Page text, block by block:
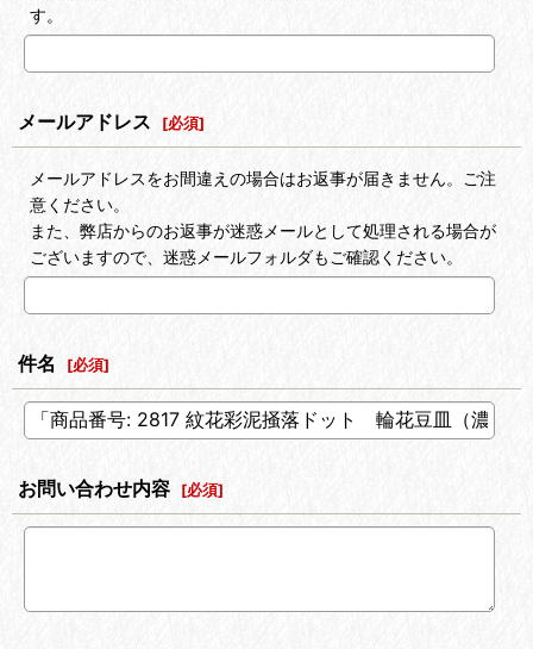
す。
メールアドレス [必須]
メールアドレスをお間違えの場合はお返事が届きません。ご注
意ください。
また、弊店からのお返事が迷惑メールとして処理される場合が
ございますので、迷惑メールフォルダもご確認ください。
件名 [必須]
お問い合わせ内容 [必須]